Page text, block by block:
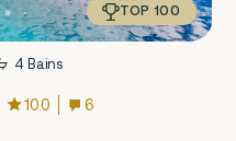
TOP 100
4 Bains
10.0 6